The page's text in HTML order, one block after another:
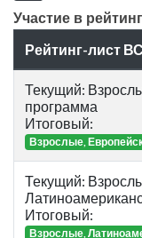
Участие в
Рейтинг-лист ВС
Текущий:
программа
Итоговый:
Взрослые,
Текущий:
Итоговый:
Взрослые,